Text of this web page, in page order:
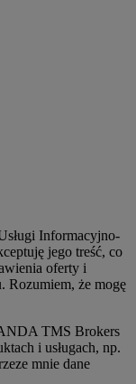
Informacyjno-
jego treść, co
oferty i
Rozumiem, że mogę
TMS Brokers
i usługach, np.
mnie dane